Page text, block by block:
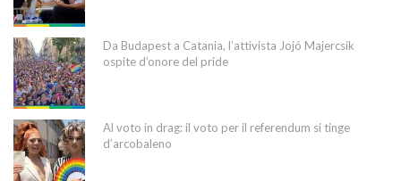
Da Budapest a Catania, l’attivista Jojó Majercsik
ospite d’onore del pride
Al voto in drag: il voto per il referendum si tinge
d’arcobaleno